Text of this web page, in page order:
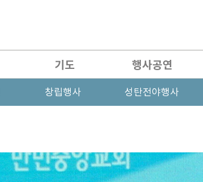
기도 행사공연
창립행사 성탄전야행사